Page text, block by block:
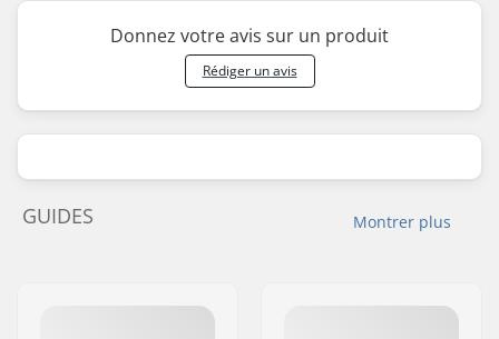
Donnez votre avis sur un produit
Rédiger un avis
Montrer plus
GUIDES